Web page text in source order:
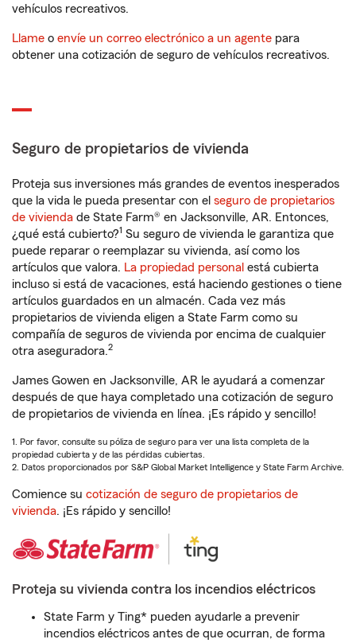
vehículos recreativos.
Llame o envíe un correo electrónico a un agente para
obtener una cotización de seguro de vehículos recreativos.
Seguro de propietarios de vivienda
Proteja sus inversiones más grandes de eventos inesperados
que la vida le pueda presentar con el seguro de propietarios
de vivienda de State Farm® en Jacksonville, AR. Entonces,
¿qué está cubierto?1 Su seguro de vivienda le garantiza que
puede reparar o reemplazar su vivienda, así como los
artículos que valora. La propiedad personal está cubierta
incluso si está de vacaciones, está haciendo gestiones o tiene
artículos guardados en un almacén. Cada vez más
propietarios de vivienda eligen a State Farm como su
compañía de seguros de vivienda por encima de cualquier
otra aseguradora.2
James Gowen en Jacksonville, AR le ayudará a comenzar
después de que haya completado una cotización de seguro
de propietarios de vivienda en línea. ¡Es rápido y sencillo!
1. Por favor, consulte su póliza de seguro para ver una lista completa de la
propiedad cubierta y de las pérdidas cubiertas.
2. Datos proporcionados por S&P Global Market Intelligence y State Farm Archive.
Comience su cotización de seguro de propietarios de
vivienda. ¡Es rápido y sencillo!
Proteja su vivienda contra los incendios eléctricos
State Farm y Ting* pueden ayudarle a prevenir
incendios eléctricos antes de que ocurran, de forma